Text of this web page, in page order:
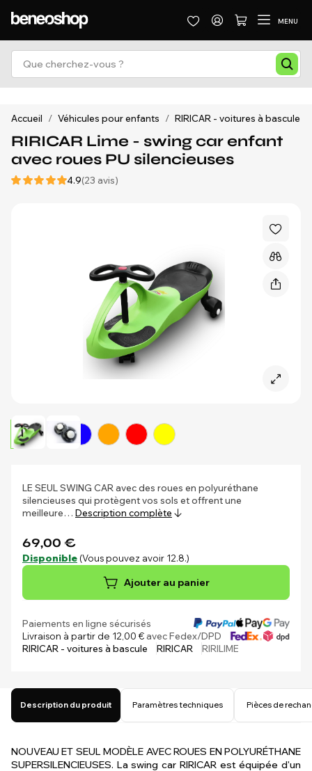
MENU
Accueil / Véhicules pour enfants / RIRICAR - voitures à bascule
RIRICAR Lime - swing car enfant
avec roues PU silencieuses
4.9(23 avis)
LE SEUL SWING CAR avec des roues en polyuréthane
silencieuses qui protègent vos sols et offrent une
meilleure… Description complète
69,00 €
Disponible (Vous pouvez avoir 12.8.)
Ajouter au panier
Paiements en ligne sécurisés
Livraison à partir de 12,00 €avec Fedex/DPD
RIRICAR - voitures à bascule
RIRICAR RIRILIME
Description du produit Paramètres techniques Pièces de
NOUVEAU ET SEUL MODÈLE AVEC ROUES EN POLYURÉTHANE
SUPERSILENCIEUSES. La swing car RIRICAR est équipée d'un